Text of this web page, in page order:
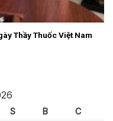
Thầy Thuốc Việt Nam
S B
C